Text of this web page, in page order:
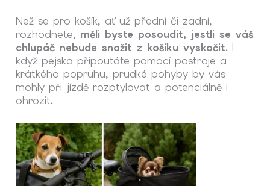
Než se pro košík, ať už přední či zadní,
rozhodnete, měli byste posoudit, jestli se váš
chlupáč nebude snažit z košíku vyskočit. I
když pejska připoutáte pomocí postroje a
krátkého popruhu, prudké pohyby by vás
mohly při jízdě rozptylovat a potenciálně i
ohrozit.